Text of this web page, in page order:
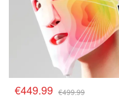
€449.99 €499.99